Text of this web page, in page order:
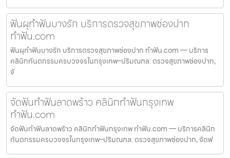
ฟันผุทำฟันบางรัก บริการตรวจสุขภาพช่องปาก
ทำฟัน.com
ฟันผุทำฟันบางรัก บริการตรวจสุขภาพช่องปาก ทำฟัน.com — บริการ
คลินิกทันตกรรมครบวงจรในกรุงเทพ–ปริมณฑล: ตรวจสุขภาพช่องปาก,
จั
จัดฟันทำฟันลาดพร้าว คลินิกทำฟันกรุงเทพ
ทำฟัน.com
จัดฟันทำฟันลาดพร้าว คลินิกทำฟันกรุงเทพ ทำฟัน.com — บริการคลินิก
ทันตกรรมครบวงจรในกรุงเทพ–ปริมณฑล: ตรวจสุขภาพช่องปาก, จัดฟ